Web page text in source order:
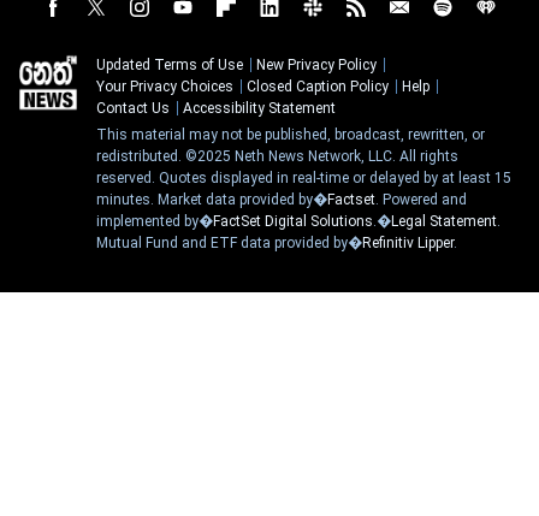
Updated Terms of Use
New Privacy Policy
Your Privacy Choices
Closed Caption Policy
Help
Contact Us
Accessibility Statement
This material may not be published, broadcast, rewritten, or
redistributed. ©2025 Neth News Network, LLC. All rights
reserved. Quotes displayed in real-time or delayed by at least 15
minutes. Market data provided by�Factset. Powered and
implemented by�FactSet Digital Solutions.�Legal Statement.
Mutual Fund and ETF data provided by�Refinitiv Lipper.